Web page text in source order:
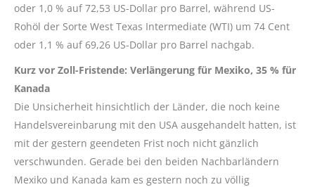
oder 1,0 % auf 72,53 US-Dollar pro Barrel, während US-
Rohöl der Sorte West Texas Intermediate (WTI) um 74 Cent
oder 1,1 % auf 69,26 US-Dollar pro Barrel nachgab.
Kurz vor Zoll-Fristende: Verlängerung für Mexiko, 35 % für
Kanada
Die Unsicherheit hinsichtlich der Länder, die noch keine
Handelsvereinbarung mit den USA ausgehandelt hatten, ist
mit der gestern geendeten Frist noch nicht gänzlich
verschwunden. Gerade bei den beiden Nachbarländern
Mexiko und Kanada kam es gestern noch zu völlig